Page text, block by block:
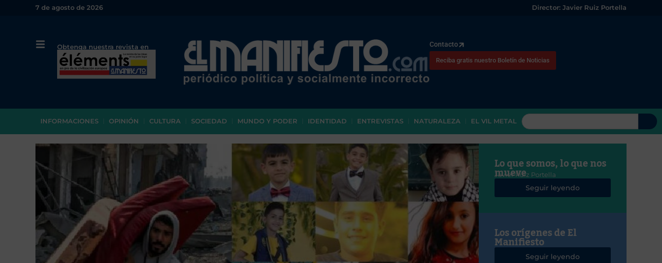
7 de agosto de 2026 Director: Javier Ruiz Portella
Obtenga nuestra revista en
papel o en PDF
Contacto
Reciba gratis nuestro Boletín de Noticias
INFORMACIONES OPINIÓN CULTURA SOCIEDAD MUNDO Y PODER IDENTIDAD ENTREVISTAS NATURALEZA EL VIL METAL
Lo que somos, lo que nos
mueve
Javier Ruiz Portella
Seguir leyendo
Los orígenes de El
Manifiesto
Seguir leyendo